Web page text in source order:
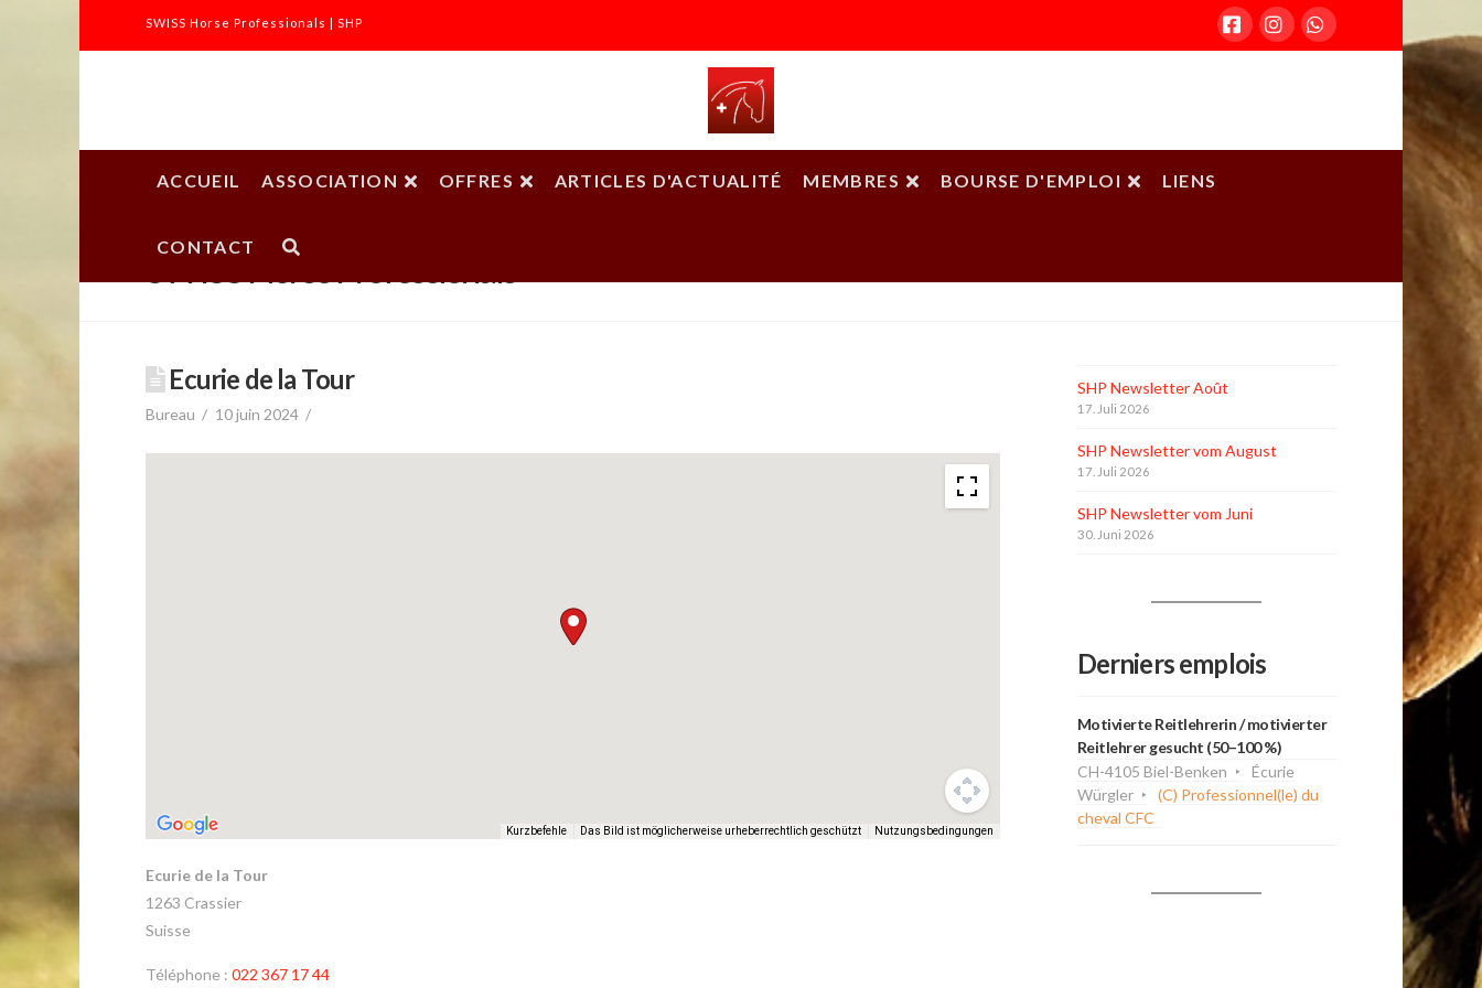
SWISS Horse Professionals | SHP
FacebookInstagram
Whatsapp
Horse
Professionals
|
SHP
ACCUEIL ASSOCIATION OFFRES ARTICLES D'ACTUALITÉ MEMBRES BOURSE D'EMPLOI LIENS
CONTACT
SWISS Horse Professionals
Ecurie de la Tour
Bureau 10 juin 2024
Kurzbefehle Das Bild ist möglicherweise urheberrechtlich geschützt Nutzungsbedingungen
Ecurie de la Tour
1263 Crassier
Suisse
Téléphone : 022 367 17 44
SHP Newsletter Août
17. Juli 2026
SHP Newsletter vom August
17. Juli 2026
SHP Newsletter vom Juni
30. Juni 2026
Derniers emplois
Motivierte Reitlehrerin / motivierter
Reitlehrer gesucht (50–100 %)
CH-4105 Biel-Benken
Écurie
Würgler
(C) Professionnel(le) du
cheval CFC